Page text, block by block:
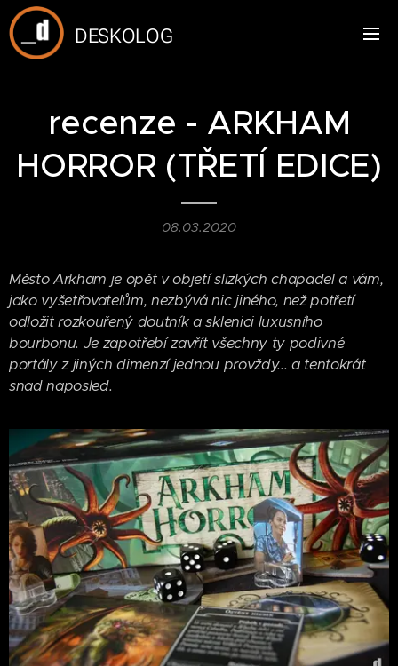
DESKOLOG
recenze - ARKHAM
HORROR (TŘETÍ EDICE)
08.03.2020
Město Arkham je opět v objetí slizkých chapadel a vám,
jako vyšetřovatelům, nezbývá nic jiného, než potřetí
odložit rozkouřený doutník a sklenici luxusního
bourbonu. Je zapotřebí zavřít všechny ty podivné
portály z jiných dimenzí jednou provždy... a tentokrát
snad naposled.